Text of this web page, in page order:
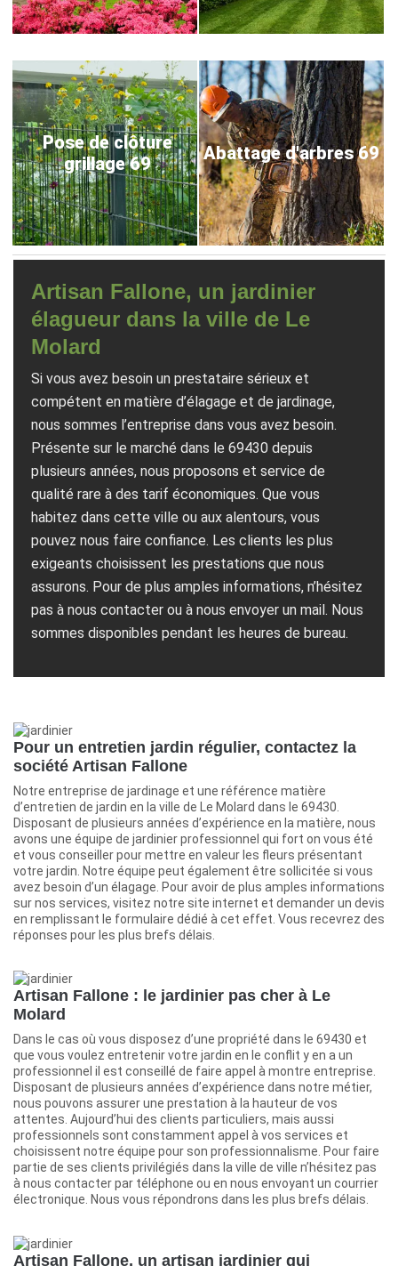
Pose de clôture
grillage 69
Abattage d'arbres 69
Artisan Fallone, un jardinier
élagueur dans la ville de Le
Molard
Si vous avez besoin un prestataire sérieux et
compétent en matière d’élagage et de jardinage,
nous sommes l’entreprise dans vous avez besoin.
Présente sur le marché dans le 69430 depuis
plusieurs années, nous proposons et service de
qualité rare à des tarif économiques. Que vous
habitez dans cette ville ou aux alentours, vous
pouvez nous faire confiance. Les clients les plus
exigeants choisissent les prestations que nous
assurons. Pour de plus amples informations, n’hésitez
pas à nous contacter ou à nous envoyer un mail. Nous
sommes disponibles pendant les heures de bureau.
Pour un entretien jardin régulier, contactez la
société Artisan Fallone
Notre entreprise de jardinage et une référence matière
d’entretien de jardin en la ville de Le Molard dans le 69430.
Disposant de plusieurs années d’expérience en la matière, nous
avons une équipe de jardinier professionnel qui fort on vous été
et vous conseiller pour mettre en valeur les fleurs présentant
votre jardin. Notre équipe peut également être sollicitée si vous
avez besoin d’un élagage. Pour avoir de plus amples informations
sur nos services, visitez notre site internet et demander un devis
en remplissant le formulaire dédié à cet effet. Vous recevrez des
réponses pour les plus brefs délais.
Artisan Fallone : le jardinier pas cher à Le
Molard
Dans le cas où vous disposez d’une propriété dans le 69430 et
que vous voulez entretenir votre jardin en le conflit y en a un
professionnel il est conseillé de faire appel à montre entreprise.
Disposant de plusieurs années d’expérience dans notre métier,
nous pouvons assurer une prestation à la hauteur de vos
attentes. Aujourd’hui des clients particuliers, mais aussi
professionnels sont constamment appel à vos services et
choisissent notre équipe pour son professionnalisme. Pour faire
partie de ses clients privilégiés dans la ville de ville n’hésitez pas
à nous contacter par téléphone ou en nous envoyant un courrier
électronique. Nous vous répondrons dans les plus brefs délais.
Artisan Fallone, un artisan jardinier qui